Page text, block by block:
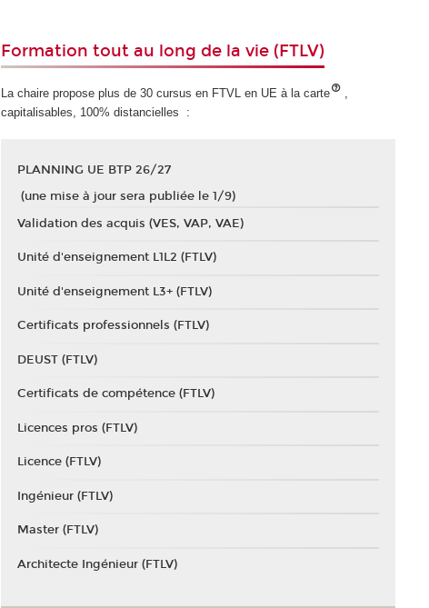
Formation tout au long de la vie (FTLV)
La chaire propose plus de 30 cursus en FTVL en UE à la carte
capitalisables, 100% distancielles :
PLANNING UE BTP 26/27
(une mise à jour sera publiée le 1/9)
Validation des acquis (VES, VAP, VAE)
Unité d'enseignement L1L2 (FTLV)
Unité d'enseignement L3+ (FTLV)
Certificats professionnels (FTLV)
DEUST (FTLV)
Certificats de compétence (FTLV)
Licences pros (FTLV)
Licence (FTLV)
Ingénieur (FTLV)
Master (FTLV)
Architecte Ingénieur (FTLV)